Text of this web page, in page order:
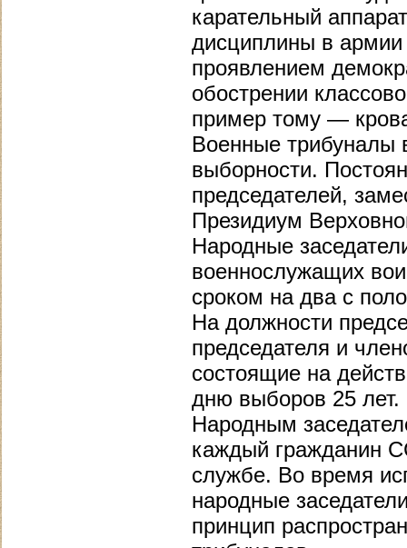
карательный
дисциплины в армии
проявлением
обострении
пример тому —
Военные трибуналы
выборности.
председателей,
Президиум
Народные
военнослужащих
сроком на два с
На должности
председателя и
состоящие на
дню выборов 25 лет.
Народным
каждый гражданин
службе. Во время
народные
принцип